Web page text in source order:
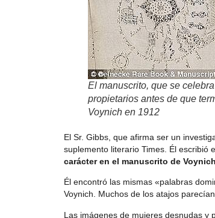
El manuscrito, que se
propietarios antes de que
Voynich en 1912
El Sr. Gibbs, que afirma ser un
suplemento literario Times. Él escribió
carácter en el manuscrito de
Él encontró las mismas «palabras
Voynich. Muchos de los atajos
Las imágenes de mujeres desnudas y